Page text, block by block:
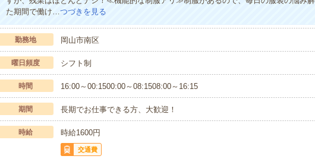
た期間で働け…つづきを見る
勤務地 岡山市南区
曜日頻度 シフト制
時間 16:00～00:1500:00～08:1508:00～16:15
期間 長期でお仕事できる方、大歓迎！
時給 時給1600円
交通費